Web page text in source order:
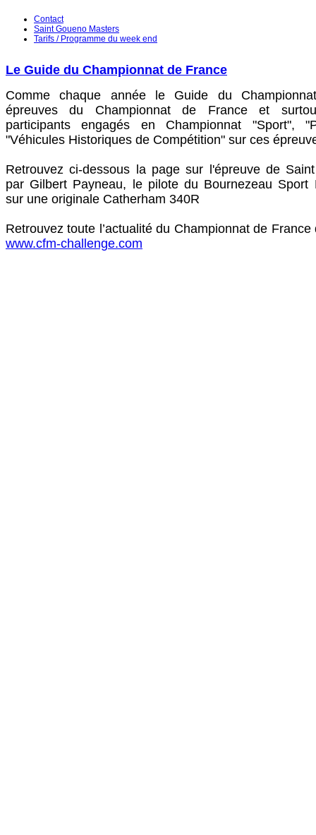
Contact
Saint Goueno Masters
Tarifs / Programme du week end
Le Guide du Championnat de France
Comme chaque année le Guide du
épreuves du Championnat de France et
participants engagés en Championnat "Sport",
"Véhicules Historiques de Compétition" sur ces
Retrouvez ci-dessous la page sur l'épreuve de
par Gilbert Payneau, le pilote du Bournezeau Sport
sur une originale Catherham 340R
Retrouvez toute l’actualité du Championnat de
www.cfm-challenge.com